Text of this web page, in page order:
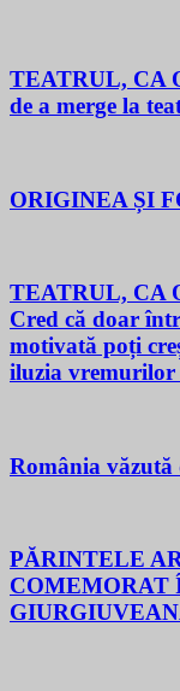
TEATRUL, CA
de a merge la
ORIGINEA ȘI
TEATRUL, CA
Cred că doar
motivată poți
iluzia vremurilor
România văzută
PĂRINTELE
COMEMORAT